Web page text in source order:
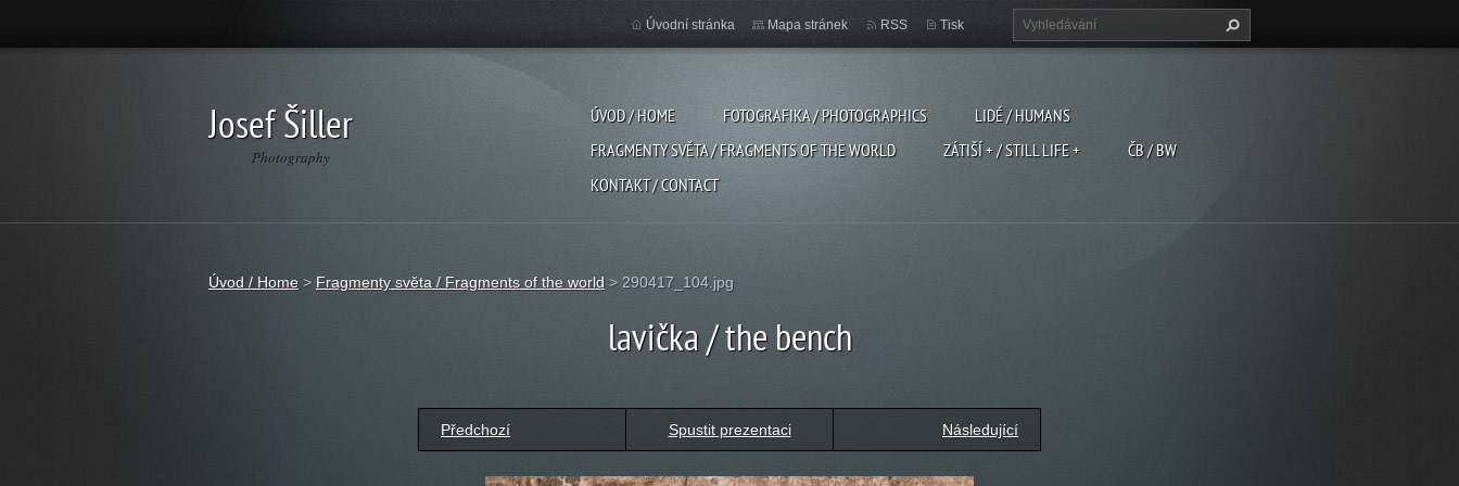
Josef Šiller
Photography
ÚVOD / HOME FOTOGRAFIKA / PHOTOGRAPHICS
LIDÉ / HUMANS
FRAGMENTY SVĚTA / FRAGMENTS OF THE WORLD
ZÁTIŠÍ + / STILL LIFE +
ČB / BW
KONTAKT / CONTACT
Úvodní stránka Mapa stránek RSS Tisk
Úvod / Home > Fragmenty světa / Fragments of the world > 290417_104.jpg
lavička / the bench
Předchozí Spustit prezentaci Následující